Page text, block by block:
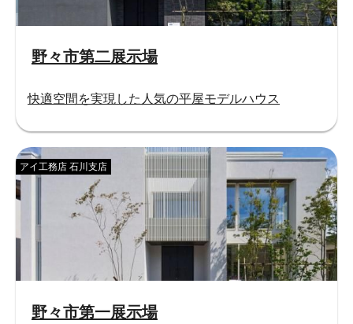
野々市第二展示場
快適空間を実現した人気の平屋モデルハウス
野々市第一展示場
アイ工務店 石川支店